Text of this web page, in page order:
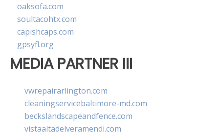
oaksofa.com
soultacohtx.com
capishcaps.com
gpsyfl.org
MEDIA PARTNER III
vwrepairarlington.com
cleaningservicebaltimore-md.com
beckslandscapeandfence.com
vistaaltadelveramendi.com